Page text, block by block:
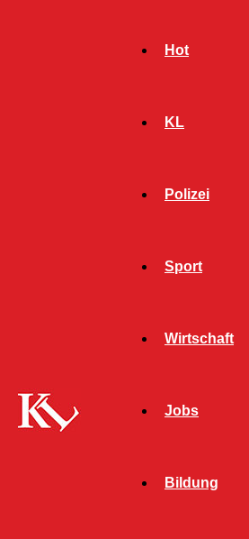
Hot
KL
Polizei
Sport
Wirtschaft
Jobs
Bildung